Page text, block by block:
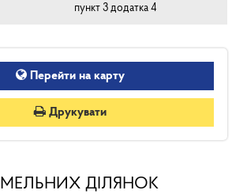
пункт 3 додатка 4
Перейти на карту
Друкувати
ДІЛЯНОК